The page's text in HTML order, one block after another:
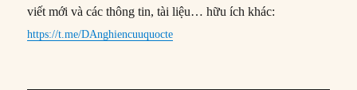
viết mới và các thông tin, tài liệu… hữu ích khác:
https://t.me/DAnghiencuuquocte